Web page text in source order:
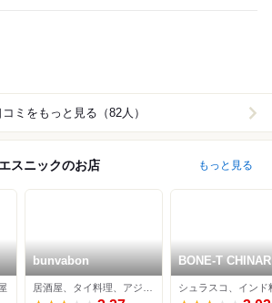
コミをもっと見る（82人）
スニックのお店 もっと見る
bunvabon BONE-T CHINAR
シュラスコ、インド